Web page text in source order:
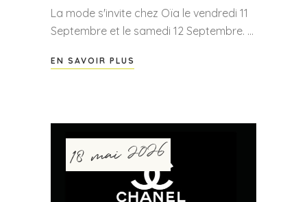
La mode s'invite chez Oïa le vendredi 11
Septembre et le samedi 12 Septembre.
EN SAVOIR PLUS
18 mai 2026